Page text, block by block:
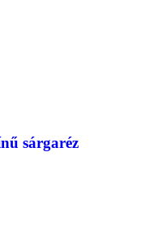
sárgaréz